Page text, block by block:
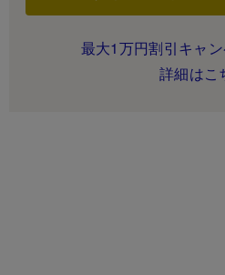
最大1万円割引キャ
詳細はこ